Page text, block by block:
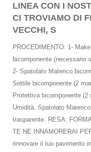
LINEA CON I
CI TROVIAMO DI
VECCHI, S
PROCEDIMENTO: 1-
bicomponente (necessario
2- Spatolato Materico
Sottile bicomponente (2
Protettiva bicomponente
Umidità, Spatolato
trasparente. RESA:
TE NE INNAMORERAI
rinnovare il tuo pavimento